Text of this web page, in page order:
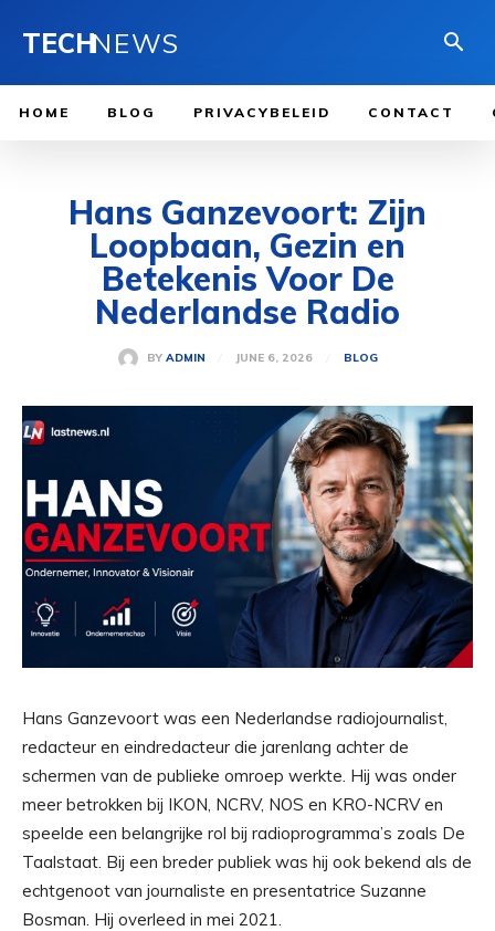
TECHNEWS
HOME BLOG PRIVACYBELEID CONTACT
Hans Ganzevoort: Zijn
Loopbaan, Gezin en
Betekenis Voor De
Nederlandse Radio
BY ADMIN JUNE 6, 2026 BLOG
Hans Ganzevoort was een Nederlandse radiojournalist,
redacteur en eindredacteur die jarenlang achter de
schermen van de publieke omroep werkte. Hij was onder
meer betrokken bij IKON, NCRV, NOS en KRO-NCRV en
speelde een belangrijke rol bij radioprogramma’s zoals De
Taalstaat. Bij een breder publiek was hij ook bekend als de
echtgenoot van journaliste en presentatrice Suzanne
Bosman. Hij overleed in mei 2021.